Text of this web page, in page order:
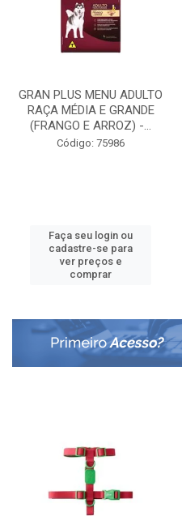
GRAN PLUS MENU ADULTO
RAÇA MÉDIA E GRANDE
(FRANGO E ARROZ) -...
Código: 75986
Faça seu login ou
cadastre-se para
ver preços e
comprar